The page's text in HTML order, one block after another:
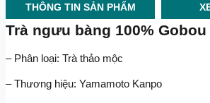
THÔNG TIN SẢN PHẨM
Trà ngưu bàng 100% Gobou
– Phân loại: Trà thảo mộc
– Thương hiệu: Yamamoto Kanpo